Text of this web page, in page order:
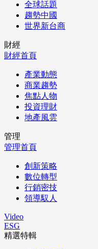
全球話題
趨勢中國
世界新台商
財經
財經首頁
產業動態
商業趨勢
焦點人物
投資理財
地產風雲
管理
管理首頁
創新策略
數位轉型
行銷密技
領導馭人
Video
ESG
精選特輯